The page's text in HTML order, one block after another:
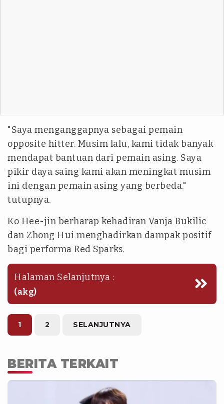
"Saya menganggapnya sebagai pemain
opposite hitter. Musim lalu, kami tidak banyak
mendapat bantuan dari pemain asing. Saya
pikir daya saing kami akan meningkat musim
ini dengan pemain asing yang berbeda."
tutupnya.
Ko Hee-jin berharap kehadiran Vanja Bukilic
dan Zhong Hui menghadirkan dampak positif
bagi performa Red Sparks.
Halaman Selanjutnya :
(akg)
1 2 SELANJUTNYA
BERITA TERKAIT